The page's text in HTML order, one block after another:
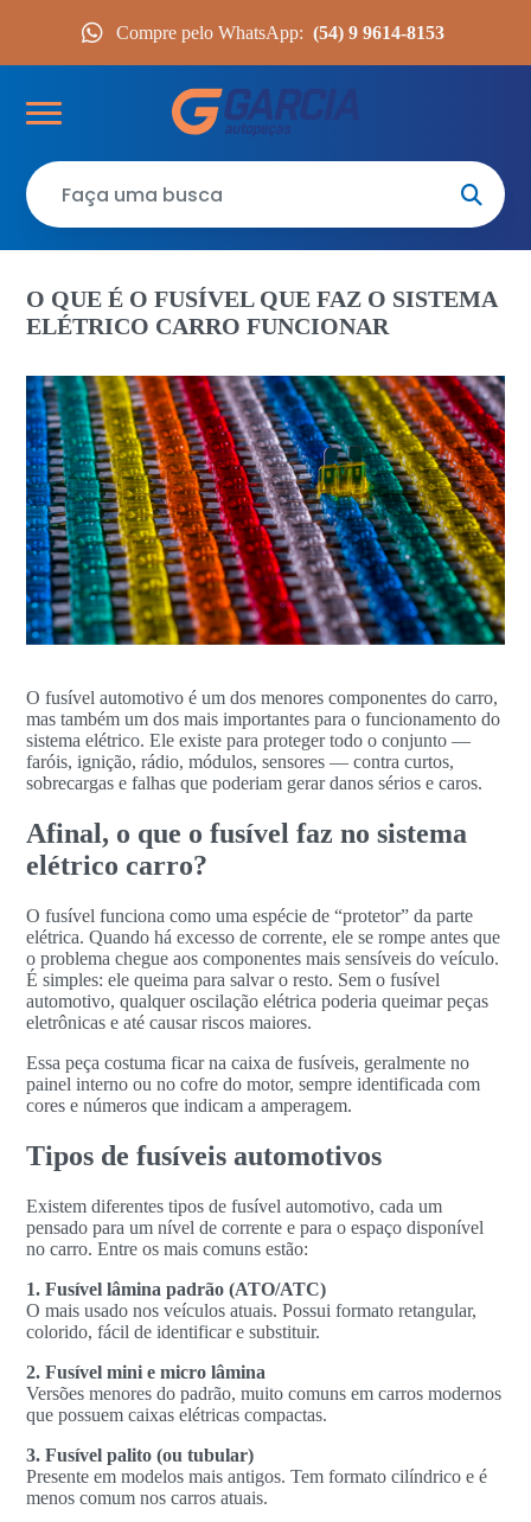
Compre pelo WhatsApp: (54) 9 9614-8153
O QUE É O FUSÍVEL QUE FAZ O SISTEMA
ELÉTRICO CARRO FUNCIONAR
O fusível automotivo é um dos menores componentes do carro,
mas também um dos mais importantes para o funcionamento do
sistema elétrico. Ele existe para proteger todo o conjunto —
faróis, ignição, rádio, módulos, sensores — contra curtos,
sobrecargas e falhas que poderiam gerar danos sérios e caros.
Afinal, o que o fusível faz no sistema
elétrico carro?
O fusível funciona como uma espécie de “protetor” da parte
elétrica. Quando há excesso de corrente, ele se rompe antes que
o problema chegue aos componentes mais sensíveis do veículo.
É simples: ele queima para salvar o resto. Sem o fusível
automotivo, qualquer oscilação elétrica poderia queimar peças
eletrônicas e até causar riscos maiores.
Essa peça costuma ficar na caixa de fusíveis, geralmente no
painel interno ou no cofre do motor, sempre identificada com
cores e números que indicam a amperagem.
Tipos de fusíveis automotivos
Existem diferentes tipos de fusível automotivo, cada um
pensado para um nível de corrente e para o espaço disponível
no carro. Entre os mais comuns estão:
1. Fusível lâmina padrão (ATO/ATC)
O mais usado nos veículos atuais. Possui formato retangular,
colorido, fácil de identificar e substituir.
2. Fusível mini e micro lâmina
Versões menores do padrão, muito comuns em carros modernos
que possuem caixas elétricas compactas.
3. Fusível palito (ou tubular)
Presente em modelos mais antigos. Tem formato cilíndrico e é
menos comum nos carros atuais.